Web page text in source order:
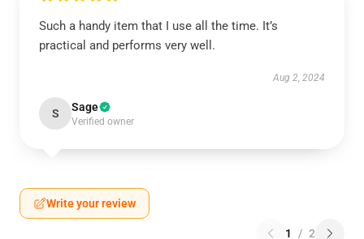
Such a handy item that I use all the time. It’s
practical and performs very well.
Aug 2, 2024
S Sage
Verified owner
Write your review
1 / 2